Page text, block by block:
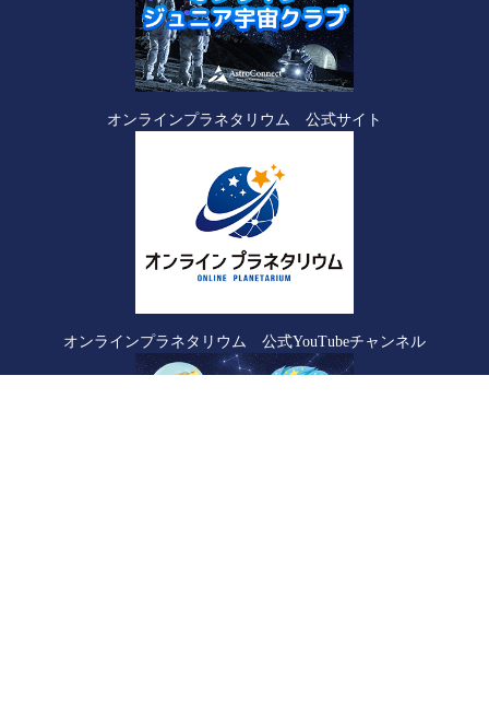
オンラインプラネタリウム 公式サイト
オンラインプラネタリウム 公式YouTubeチャンネル